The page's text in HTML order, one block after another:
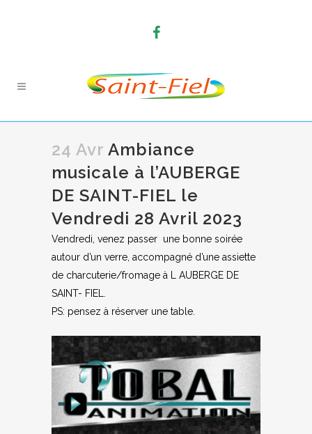
24 Avr Ambiance
musicale à l’AUBERGE
DE SAINT-FIEL le
Vendredi 28 Avril 2023
Vendredi, venez passer une bonne soirée
autour d’un verre, accompagné d’une assiette
de charcuterie/fromage à L AUBERGE DE
SAINT- FIEL.
PS: pensez à réserver une table.